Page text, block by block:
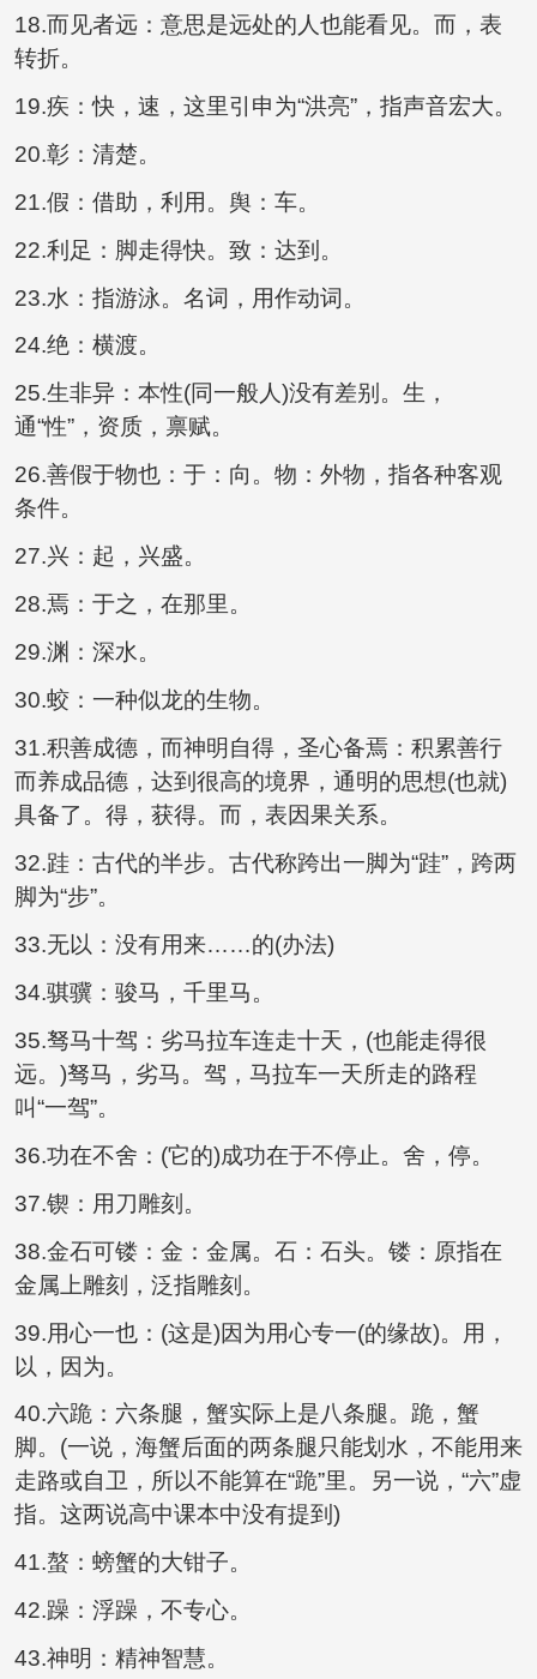
18.而见者远：意思是远处的人也能看见。而，表
转折。
19.疾：快，速，这里引申为“洪亮”，指声音宏大。
20.彰：清楚。
21.假：借助，利用。舆：车。
22.利足：脚走得快。致：达到。
23.水：指游泳。名词，用作动词。
24.绝：横渡。
25.生非异：本性(同一般人)没有差别。生，
通“性”，资质，禀赋。
26.善假于物也：于：向。物：外物，指各种客观
条件。
27.兴：起，兴盛。
28.焉：于之，在那里。
29.渊：深水。
30.蛟：一种似龙的生物。
31.积善成德，而神明自得，圣心备焉：积累善行
而养成品德，达到很高的境界，通明的思想(也就)
具备了。得，获得。而，表因果关系。
32.跬：古代的半步。古代称跨出一脚为“跬”，跨两
脚为“步”。
33.无以：没有用来……的(办法)
34.骐骥：骏马，千里马。
35.驽马十驾：劣马拉车连走十天，(也能走得很
远。)驽马，劣马。驾，马拉车一天所走的路程
叫“一驾”。
36.功在不舍：(它的)成功在于不停止。舍，停。
37.锲：用刀雕刻。
38.金石可镂：金：金属。石：石头。镂：原指在
金属上雕刻，泛指雕刻。
39.用心一也：(这是)因为用心专一(的缘故)。用，
以，因为。
40.六跪：六条腿，蟹实际上是八条腿。跪，蟹
脚。(一说，海蟹后面的两条腿只能划水，不能用来
走路或自卫，所以不能算在“跪”里。另一说，“六”虚
指。这两说高中课本中没有提到)
41.螯：螃蟹的大钳子。
42.躁：浮躁，不专心。
43.神明：精神智慧。